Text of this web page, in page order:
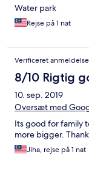
Water park
Rejse på 1 nat
Verificeret anmeldelse
8/10 Rigtig
10. sep. 2019
Oversæt med
Its good for family
more bigger.
Jiha, rejse på 1 nat